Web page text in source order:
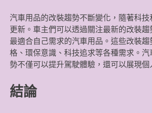
汽車用品的改裝趨勢不斷變化，隨著科技
更新。車主們可以透過關注最新的改裝
最適合自己需求的汽車用品。這些改裝
格、環保意識、科技追求等各種需求。汽
勢不僅可以提升駕駛體驗，還可以展現個
結論